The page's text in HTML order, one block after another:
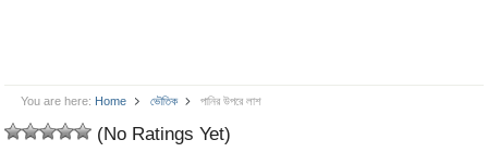
You are here: Home ভৌতিক পানির উপরে লাশ
(No Ratings Yet)